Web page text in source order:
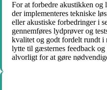
For at forbedre akustikken
der implementeres tekniske
eller akustiske forbedringer i
gennemføres lydprøver og
kvalitet og godt fordelt rundt i
lytte til gæsternes feedback
alvorligt for at gøre